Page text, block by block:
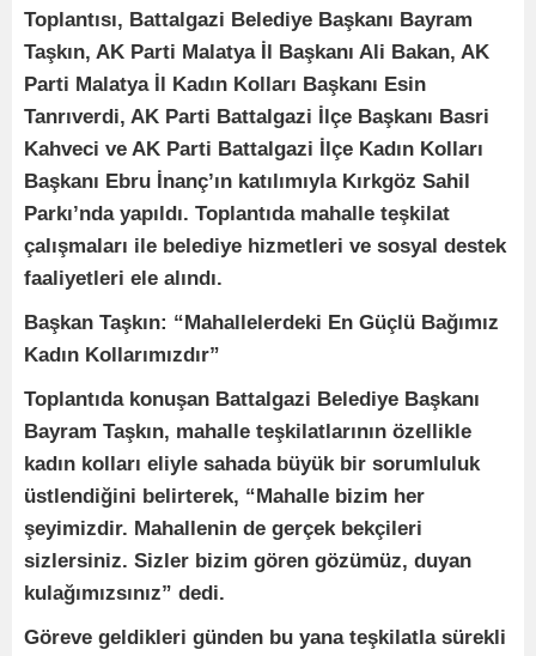
Toplantısı, Battalgazi Belediye Başkanı Bayram
Taşkın, AK Parti Malatya İl Başkanı Ali Bakan, AK
Parti Malatya İl Kadın Kolları Başkanı Esin
Tanrıverdi, AK Parti Battalgazi İlçe Başkanı Basri
Kahveci ve AK Parti Battalgazi İlçe Kadın Kolları
Başkanı Ebru İnanç’ın katılımıyla Kırkgöz Sahil
Parkı’nda yapıldı. Toplantıda mahalle teşkilat
çalışmaları ile belediye hizmetleri ve sosyal destek
faaliyetleri ele alındı.
Başkan Taşkın: “Mahallelerdeki En Güçlü Bağımız
Kadın Kollarımızdır”
Toplantıda konuşan Battalgazi Belediye Başkanı
Bayram Taşkın, mahalle teşkilatlarının özellikle
kadın kolları eliyle sahada büyük bir sorumluluk
üstlendiğini belirterek, “Mahalle bizim her
şeyimizdir. Mahallenin de gerçek bekçileri
sizlersiniz. Sizler bizim gören gözümüz, duyan
kulağımızsınız” dedi.
Göreve geldikleri günden bu yana teşkilatla sürekli